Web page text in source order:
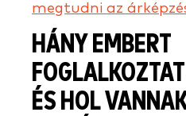
megtudni az
HÁNY EMBERT
ÉS HOL